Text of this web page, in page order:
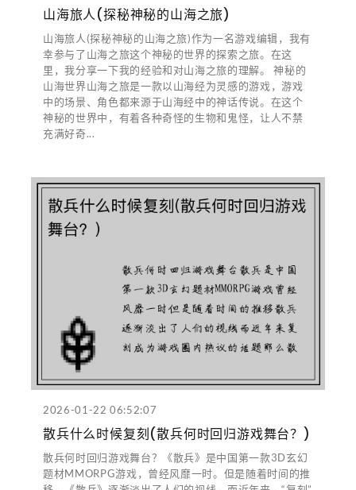
山海旅人(探秘神秘的山海之旅)
山海旅人(探秘神秘的山海之旅)作为一名游戏编辑，我有
幸参与了山海之旅这个神秘的世界的探索之旅。在这
里，我分享一下我的经验和对山海之旅的理解。 神秘的
山海世界山海之旅是一款以山海经为灵感的游戏，游戏
中的场景、角色都来源于山海经中的神话传说。在这个
神秘的世界中，有着各种奇怪的生物和鬼怪，让人不禁
充满好奇...
2026-01-22 06:52:07
散兵什么时候复刻(散兵何时回归游戏舞台？)
散兵何时回归游戏舞台？《散兵》是中国第一款3D玄幻
题材MMORPG游戏，曾经风靡一时。但是随着时间的推